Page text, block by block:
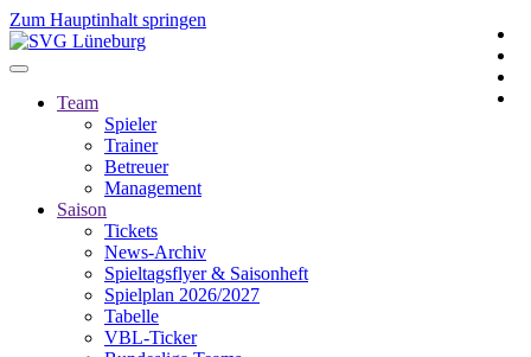
Zum Hauptinhalt springen
Team
Spieler
Trainer
Betreuer
Management
Saison
Tickets
News-Archiv
Spieltagsflyer & Saisonheft
Spielplan 2026/2027
Tabelle
VBL-Ticker